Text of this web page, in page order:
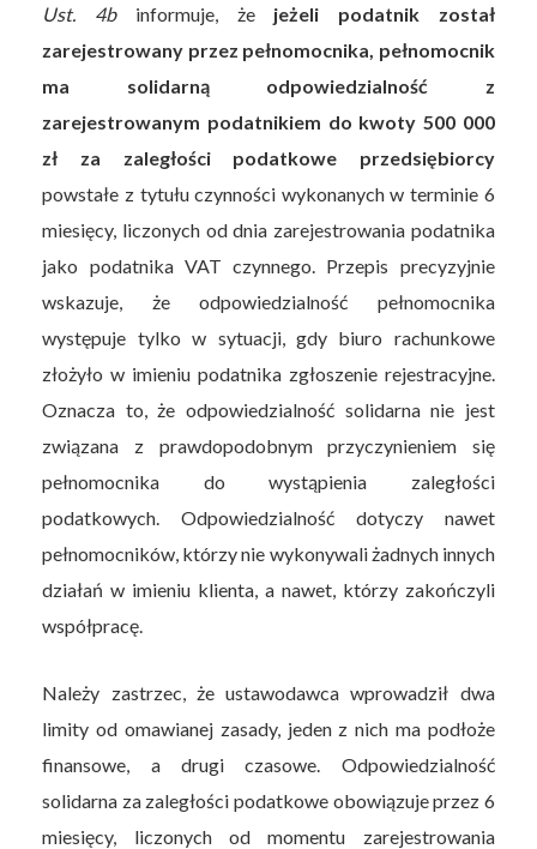
Ust. 4binformuje, że jeżeli podatnik został
zarejestrowany przez pełnomocnika, pełnomocnik
ma solidarną odpowiedzialność z
zarejestrowanym podatnikiem do kwoty 500 000
zł za zaległości podatkowe przedsiębiorcy
powstałe z tytułu czynności wykonanych w terminie 6
miesięcy, liczonych od dnia zarejestrowania podatnika
jako podatnika VAT czynnego. Przepis precyzyjnie
wskazuje, że odpowiedzialność pełnomocnika
występuje tylko w sytuacji, gdy biuro rachunkowe
złożyło w imieniu podatnika zgłoszenie rejestracyjne.
Oznacza to, że odpowiedzialność solidarna nie jest
związana z prawdopodobnym przyczynieniem się
pełnomocnika do wystąpienia zaległości
podatkowych. Odpowiedzialność dotyczy nawet
pełnomocników, którzy nie wykonywali żadnych innych
działań w imieniu klienta, a nawet, którzy zakończyli
współpracę.
Należy zastrzec, że ustawodawca wprowadził dwa
limity od omawianej zasady, jeden z nich ma podłoże
finansowe, a drugi czasowe. Odpowiedzialność
solidarna za zaległości podatkowe obowiązuje przez 6
miesięcy, liczonych od momentu zarejestrowania